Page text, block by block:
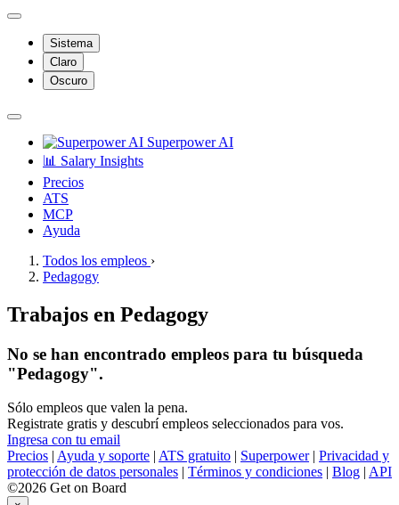
Sistema
Claro
Oscuro
Superpower AI
📊 Salary Insights
Precios
ATS
MCP
Ayuda
Todos los empleos ›
Pedagogy
Trabajos en Pedagogy
No se han encontrado empleos para tu búsqueda
"Pedagogy".
Sólo empleos que valen la pena.
Registrate gratis y descubrí empleos seleccionados para vos.
Ingresa con tu email
Precios | Ayuda y soporte | ATS gratuito | Superpower| Privacidad y
protección de datos personales | Términos y condiciones | Blog | API
©2026 Get on Board